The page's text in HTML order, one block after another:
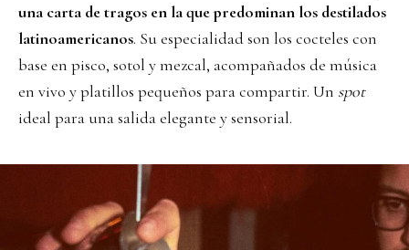
una carta de tragos en la que predominan los destilados
latinoamericanos. Su especialidad son los cocteles con
base en pisco, sotol y mezcal, acompañados de música
en vivo y platillos pequeños para compartir. Un spot
ideal para una salida elegante y sensorial.